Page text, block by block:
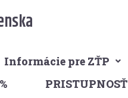
Informácie pre ZŤP
PRISTUPNOSŤ